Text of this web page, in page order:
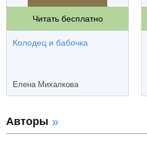
Читать бесплатно
Колодец и бабочка
Елена Михалкова
Авторы